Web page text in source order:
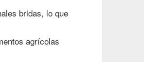
bridas, lo que
agrícolas